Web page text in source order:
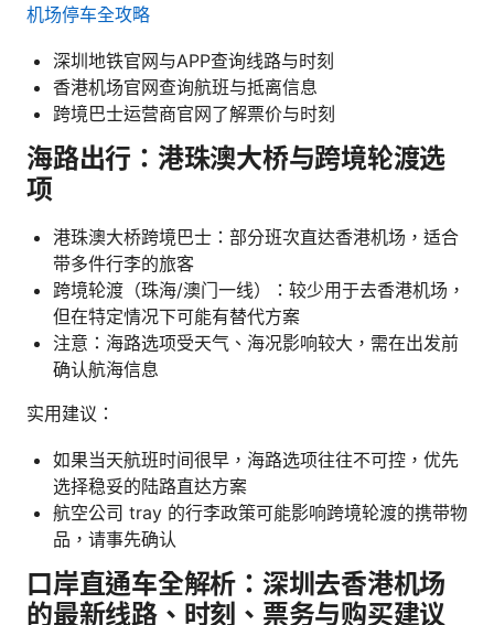
机场停车全攻略
深圳地铁官网与APP查询线路与时刻
香港机场官网查询航班与抵离信息
跨境巴士运营商官网了解票价与时刻
海路出行：港珠澳大桥与跨境轮渡选
项
港珠澳大桥跨境巴士：部分班次直达香港机场，适合
带多件行李的旅客
跨境轮渡（珠海/澳门一线）：较少用于去香港机场，
但在特定情况下可能有替代方案
注意：海路选项受天气、海况影响较大，需在出发前
确认航海信息
实用建议：
如果当天航班时间很早，海路选项往往不可控，优先
选择稳妥的陆路直达方案
航空公司 tray 的行李政策可能影响跨境轮渡的携带物
品，请事先确认
口岸直通车全解析：深圳去香港机场
的最新线路、时刻、票务与购买建议